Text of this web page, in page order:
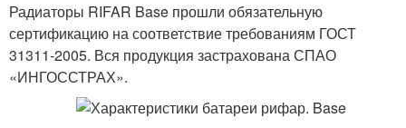
Радиаторы RIFAR Base прошли обязательную
сертификацию на соответствие требованиям ГОСТ
31311-2005. Вся продукция застрахована СПАО
«ИНГОССТРАХ».